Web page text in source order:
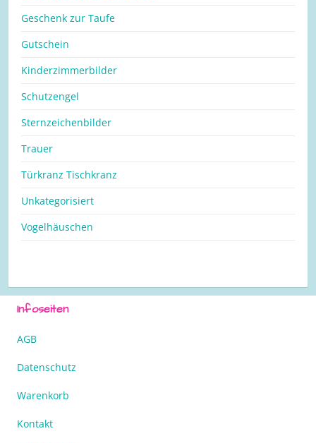
Geschenk zur Taufe
Gutschein
Kinderzimmerbilder
Schutzengel
Sternzeichenbilder
Trauer
Türkranz Tischkranz
Unkategorisiert
Vogelhäuschen
Infoseiten
AGB
Datenschutz
Warenkorb
Kontakt